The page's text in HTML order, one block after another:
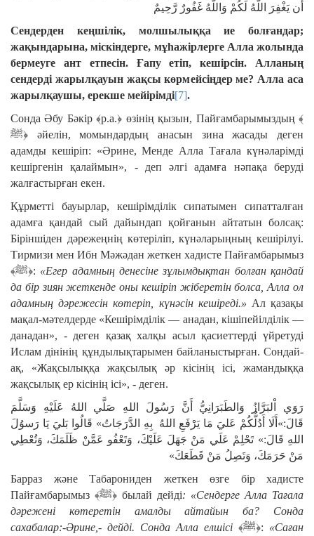
أَن يَغْفِرَ اللَّهُ لَكُمْ وَاللَّهُ غَفُورٌ رَّحِيمٌ
Сендерден кеңшілік, молшылыққа ие болғандар;
жақындарына, міскіндерге, мұһажірлерге Алла жолында
бермеуге ант етпесін. Ғапу етіп, кешірсін. Алланың
сендерді жарылқауын жақсы көрмейсіңдер ме? Алла аса
жарылқаушы, ерекше мейірімді[7].
Сонда Әбу Бәкір ﴾р.а.﴿ өзінің қызын, Пайғамбарымыздың ﴾
ﷺ﴿ әйелін, момындардың анасын зина жасады деген
адамды кешіріп: «Әрине, Менде Алла Тағала күнәларімді
кешіргенін қалаймын», - деп әлгі адамға нәпақа беруді
жалғастырған екен.
Құрметті бауырлар, кешірімділік сипатымен сипатталған
адамға қандай сый дайындап қойғанын айтатын болсақ:
Біріншіден дәрежеңнің көтеріліп, күнәларыңның кешірілуі.
Тирмизи мен Ибн Мәжәдан жеткен хадисте Пайғамбарымыз
﴾ﷺ﴿: «Егер адамның денесіне зұлымдықтан болған қандай
да бір зиян жеткенде оны кешіріп жіберетін болса, Алла ол
адамның дәрежесін көтеріп, күнәсін кешіреді.» Ал қазақы
мақал-мәтелдерде «Кешірімділік — анадан, кішіпейілділік —
данадан», - деген қазақ халқы асыл қасиеттерді үйретуді
Ислам дінінің құндылықтарымен байланыстырған. Сондай-
ақ, «Жақсылыққа жақсылық әр кісінің ісі, жамандыққа
жақсылық ер кісінің ісі», - деген.
رَوَي اْلبَرَّازُ وَالطَبَرَانِيُّ أَنَّ رَسُولَ اللهِ صَلَّي اللهُ عَلَيْهِ وَسَلَّمَ
قَالَ:»أَلَا أَدُلُّكُمْ عَليَ مَا يَرْفَعِ اللهُ بِهِ الدَّرَجَاتُ» قَالُوا بَليَ يَا رَسوُلَ
اللهِ قَالَ:» تَحْلِمْ عَلَي مَنْ جَهَلَ عَلَيْكَ، وَتَعْفُو عَمَّنْ ظَلَمَكَ، وَتُعْطِي
مَنْ حَرَمَكَ، وَتَصِلُ مَنْ قَطَعَكَ»
Барраз және Табарониден жеткен өзге бір хадисте
Пайғамбарымыз ﴾ﷺ﴿ былай дейді: «Сендерге Алла Тағала
дәрежені көтеретін амалды айтайын ба? Сонда
сахабалар:-Әрине,- дейді. Сонда Алла елшісі
﴾ﷺ﴿: «Саған